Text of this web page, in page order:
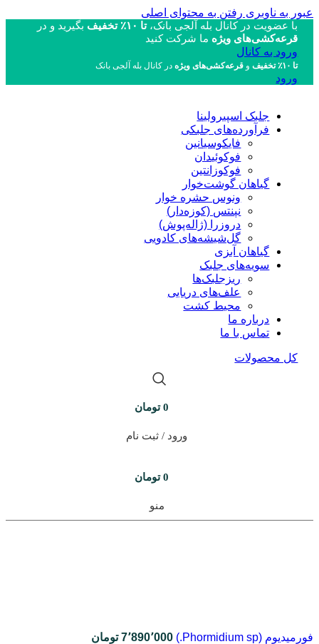
عبور به ناوبری رفتن به محتوای اصلی
با عضویت در کانال بله آلجی بانک، تا ۱۰٪ تخفیف
بگیرید و در
قرعه‌کشی‌های ویژه ما شرکت کنید
ورود به کانال
تا ۱۰٪ تخفیف و قرعه‌کشی‌های ویژهدر کانال بله آلجی بانک
ورود
جلبک اسپیرولینا
فرآورده‌های جلبکی
فایکوسیانین
فوکوئیدان
فوکوزانتین
گیاهان گوشت‌خوار
ونوس حشره خوار
نپنتس (کوزه‌دار)
دروزرا (ژاله‌پوش)
گل‌شیشه‌های کادویی
گیاهان آبزی
سویه‌های جلبک
ریزجلبک‌ها
علف‌های دریایی
محیط کشت
درباره ما
تماس با ما
کل محصولات
0 تومان
ورود / ثبت نام
0 تومان
منو
فورمیدیوم (Phormidium sp.) 7٬890٬000 تومان